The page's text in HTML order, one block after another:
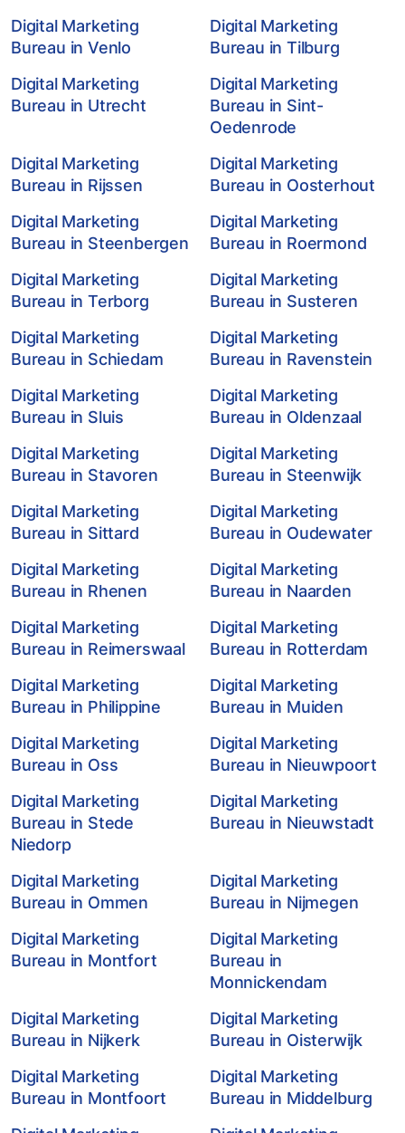
Digital Marketing
Bureau in Venlo
Digital Marketing
Bureau in Tilburg
Digital Marketing
Bureau in Utrecht
Digital Marketing
Bureau in Sint-
Oedenrode
Digital Marketing
Bureau in Rijssen
Digital Marketing
Bureau in Oosterhout
Digital Marketing
Bureau in Steenbergen
Digital Marketing
Bureau in Roermond
Digital Marketing
Bureau in Terborg
Digital Marketing
Bureau in Susteren
Digital Marketing
Bureau in Schiedam
Digital Marketing
Bureau in Ravenstein
Digital Marketing
Bureau in Sluis
Digital Marketing
Bureau in Oldenzaal
Digital Marketing
Bureau in Stavoren
Digital Marketing
Bureau in Steenwijk
Digital Marketing
Bureau in Sittard
Digital Marketing
Bureau in Oudewater
Digital Marketing
Bureau in Rhenen
Digital Marketing
Bureau in Naarden
Digital Marketing
Bureau in Reimerswaal
Digital Marketing
Bureau in Rotterdam
Digital Marketing
Bureau in Philippine
Digital Marketing
Bureau in Muiden
Digital Marketing
Bureau in Oss
Digital Marketing
Bureau in Nieuwpoort
Digital Marketing
Bureau in Stede
Niedorp
Digital Marketing
Bureau in Nieuwstadt
Digital Marketing
Bureau in Ommen
Digital Marketing
Bureau in Nijmegen
Digital Marketing
Bureau in Montfort
Digital Marketing
Bureau in
Monnickendam
Digital Marketing
Bureau in Nijkerk
Digital Marketing
Bureau in Oisterwijk
Digital Marketing
Bureau in Montfoort
Digital Marketing
Bureau in Middelburg